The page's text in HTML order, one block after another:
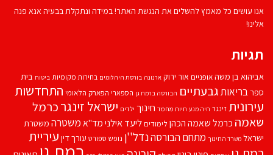
אנו עושים כל מאמץ להשלים את הנגשת האתר! במידה ונתקלת בבעיה אנא פנה
אלינו!
תגיות
אביהוא בן משהאופניים אור ירוק ארנונה בורסת היהלומים בחירות מקומיות ביטוח בית
ספרבריאותגבעתיים הבורסה ברמת גן הספארי הפארק הלאומי התחדשות
עירוניתזינגר חיה מנע חיות מחמד חינוך ילדים ישראל זינגרכרמל
שאמה כרמל שאמה הכהן לימודים ליעד אילנימד''אמשטרה משטרת
ישראל משרד החינוך מתחם הבורסהנדל''ן נופש ספורט עורך דין עיריית